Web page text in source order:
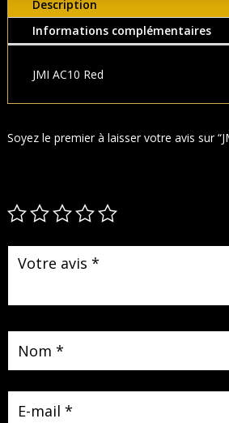
Description
Informations complémentaires
JMI AC10 Red
Soyez le premier à laisser votre avis sur